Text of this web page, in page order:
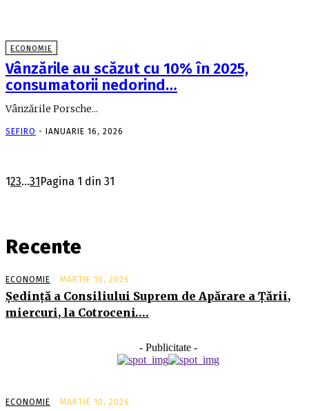
ECONOMIE
Vânzările au scăzut cu 10% în 2025,
consumatorii nedorind…
Vânzările Porsche...
SEFIRO - IANUARIE 16, 2026
123...31Pagina 1 din 31
Recente
ECONOMIE MARTIE 10, 2026
Şedinţă a Consiliului Suprem de Apărare a Ţării,
miercuri, la Cotroceni….
- Publicitate -
ECONOMIE MARTIE 10, 2026